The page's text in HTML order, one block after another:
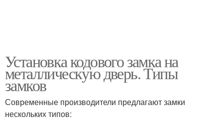
Установка кодового замка на
металлическую дверь. Типы
замков
Современные производители предлагают замки
нескольких типов: